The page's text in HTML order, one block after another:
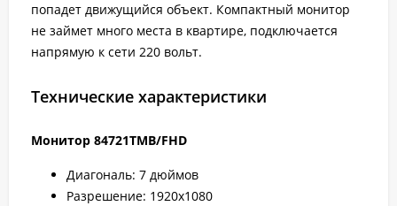
попадет движущийся объект. Компактный монитор
не займет много места в квартире, подключается
напрямую к сети 220 вольт.
Технические характеристики
Монитор 84721TMB/FHD
Диагональ: 7 дюймов
Разрешение: 1920х1080